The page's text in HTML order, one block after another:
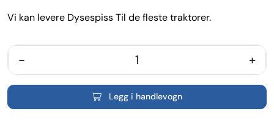
- +
Legg i handlevogn
Vi kan levere Dysespiss Til de fleste traktorer.